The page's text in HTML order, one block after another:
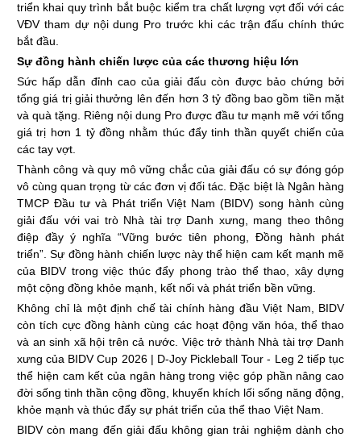
triển khai quy trình bắt buộc kiểm tra chất lượng vợt đối với các
VĐV tham dự nội dung Pro trước khi các trận đấu chính thức
bắt đầu.
Sự đồng hành chiến lược của các thương hiệu lớn
Sức hấp dẫn đỉnh cao của giải đấu còn được bảo chứng bởi
tổng giá trị giải thưởng lên đến hơn 3 tỷ đồng bao gồm tiền mặt
và quà tặng. Riêng nội dung Pro được đầu tư mạnh mẽ với tổng
giá trị hơn 1 tỷ đồng nhằm thúc đẩy tinh thần quyết chiến của
các tay vợt.
Thành công và quy mô vững chắc của giải đấu có sự đóng góp
vô cùng quan trọng từ các đơn vị đối tác. Đặc biệt là Ngân hàng
TMCP Đầu tư và Phát triển Việt Nam (BIDV) song hành cùng
giải đấu với vai trò Nhà tài trợ Danh xưng, mang theo thông
điệp đầy ý nghĩa “Vững bước tiên phong, Đồng hành phát
triển”. Sự đồng hành chiến lược này thể hiện cam kết mạnh mẽ
của BIDV trong việc thúc đẩy phong trào thể thao, xây dựng
một cộng đồng khỏe mạnh, kết nối và phát triển bền vững.
Không chỉ là một định chế tài chính hàng đầu Việt Nam, BIDV
còn tích cực đồng hành cùng các hoạt động văn hóa, thể thao
và an sinh xã hội trên cả nước. Việc trở thành Nhà tài trợ Danh
xưng của BIDV Cup 2026 | D-Joy Pickleball Tour - Leg 2 tiếp tục
thể hiện cam kết của ngân hàng trong việc góp phần nâng cao
đời sống tinh thần cộng đồng, khuyến khích lối sống năng động,
khỏe mạnh và thúc đẩy sự phát triển của thể thao Việt Nam.
BIDV còn mang đến giải đấu không gian trải nghiệm dành cho